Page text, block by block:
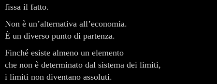
fissa il fatto.
Non è un’alternativa all’economia.
È un diverso punto di partenza.
Finché esiste almeno un elemento
che non è determinato dal sistema dei limiti,
i limiti non diventano assoluti.